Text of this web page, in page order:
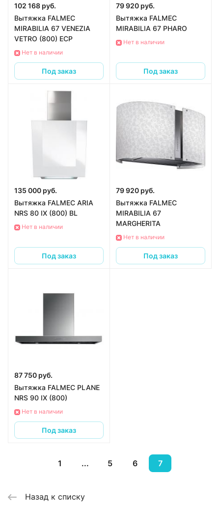
102 168 руб.
Вытяжка FALMEC
MIRABILIA 67 VENEZIA
VETRO (800) ECP
Нет в наличии
Под заказ
79 920 руб.
Вытяжка FALMEC
MIRABILIA 67 PHARO
Нет в наличии
Под заказ
135 000 руб.
Вытяжка FALMEC ARIA
NRS 80 IX (800) BL
Нет в наличии
Под заказ
79 920 руб.
Вытяжка FALMEC
MIRABILIA 67
MARGHERITA
Нет в наличии
Под заказ
87 750 руб.
Вытяжка FALMEC PLANE
NRS 90 IX (800)
Нет в наличии
Под заказ
1 ... 5 6 7
Назад к списку